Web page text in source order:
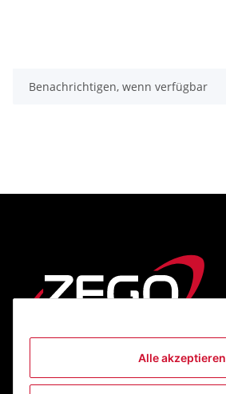
Alle akzeptieren
Benachrichtigen, wenn verfügbar
Informationen